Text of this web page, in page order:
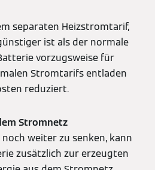
separaten Heizstromtarif,
ist als der normale
vorzugsweise für
Stromtarifs entladen
reduziert.
Stromnetz
weiter zu senken, kann
zusätzlich zur erzeugten